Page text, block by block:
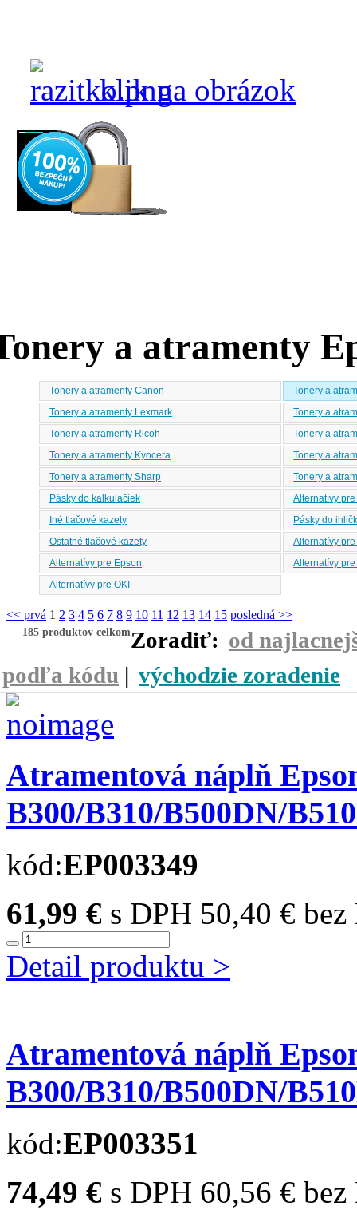
klik na obrázok
a atramenty
Tonery a atramenty Canon
Tonery a
Tonery a atramenty Lexmark
Tonery a
Tonery a atramenty Ricoh
Tonery a
Tonery a atramenty Kyocera
Tonery a
Tonery a atramenty Sharp
Tonery a
Pásky do kalkulačiek
Alternatívy
Iné tlačové kazety
Pásky do
Ostatné tlačové kazety
Alternatívy
Alternatívy pre Epson
Alternatívy
Alternatívy pre OKI
<< prvá 1 2 3 4 5 6 7 8 9 10 11 12 13 14 15 posledná >>
185 produktov celkomZoradiť: od
podľa kódu | východzie zoradenie
Atramentová náplň
B300/B310/B500DN/
kód:EP003349
61,99 € s DPH 50,40 €
Detail produktu >
Atramentová náplň
B300/B310/B500DN/
kód:EP003351
74,49 € s DPH 60,56 € bez